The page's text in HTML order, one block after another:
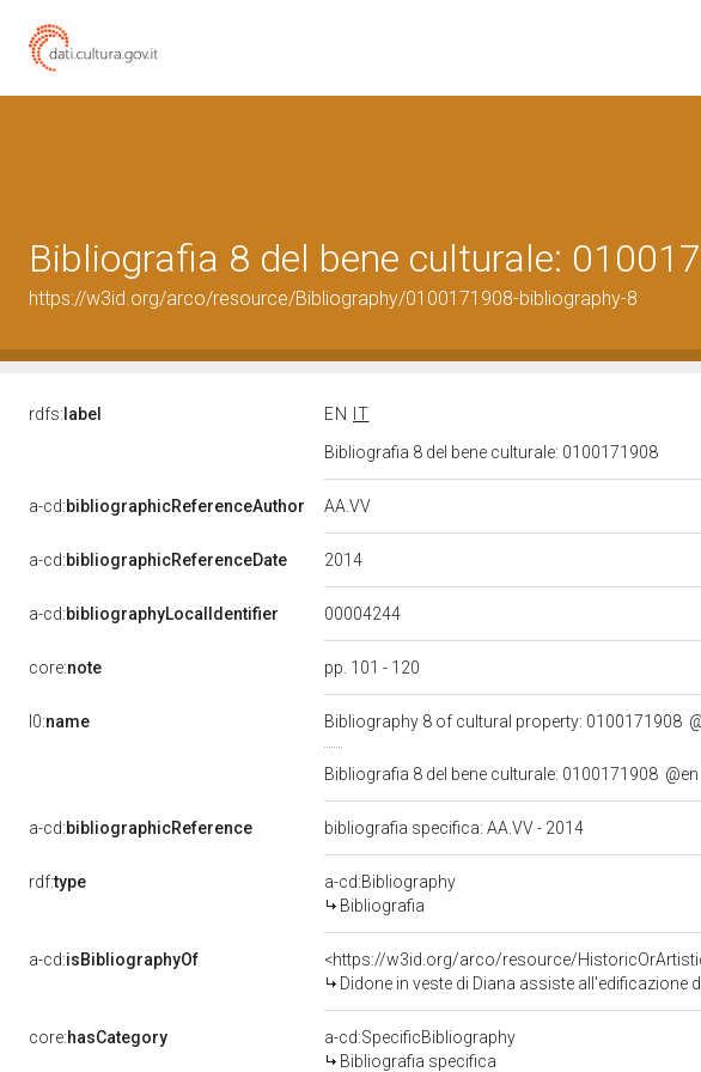
Bibliografia 8 del bene culturale:
https://w3id.org/arco/resource/Bibliography/0100171908-bibliography-8
rdfs: label EN
IT
Bibliografia 8 del bene culturale: 0100171908
a-cd:bibliographicReferenceAuthor AA.VV
a-cd:bibliographicReferenceDate 2014
a-cd:bibliographyLocalIdentifier 00004244
core:note pp. 101 - 120
l0:name Bibliography 8 of cultural property: 0100171908
Bibliografia 8 del bene culturale: 0100171908 @en
a-cd:bibliographicReference bibliografia specifica: AA.VV - 2014
rdf:type
a-cd:Bibliography
Bibliografia
a-cd:isBibliographyOf
<https://w3id.org/arco/resource/
Didone in veste di Diana assiste all'edificazione di Cartagine
core:hasCategory
a-cd:SpecificBibliography
Bibliografia specifica